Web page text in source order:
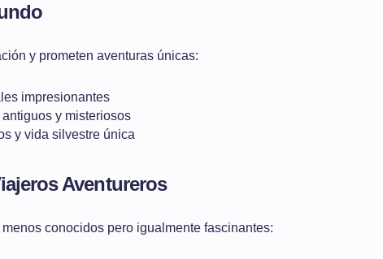
y prometen aventuras únicas:
impresionantes
y misteriosos
y vida silvestre única
Aventureros
conocidos pero igualmente fascinantes: